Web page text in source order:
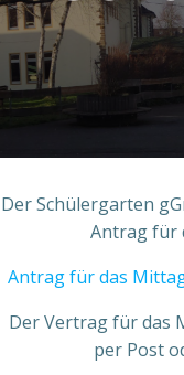
Der Schülergarten
Antrag für
Antrag für das
Der Vertrag für das
per Post